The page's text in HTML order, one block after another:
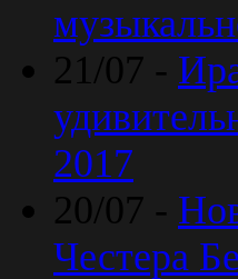
21/07 -
2017
20/07 -
Честера